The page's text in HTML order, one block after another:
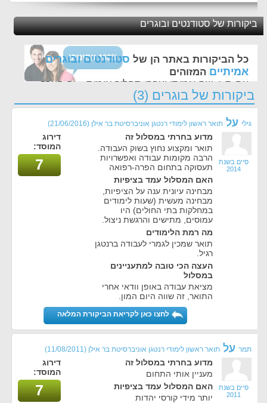
ביקורות של סטודנטים ובוגרים
כל הביקורות באתר הן של סטודנטים ובוגרים
אמיתיים המזוהים
עם ת.ז, שם אמיתי ועברו תהליך אימות - זה הערך
החשוב לנו ביותר באתר
ביקורות של בוגרים (3)
גילי על תואר ראשון לימודי רנטגן אוניברסיטת בר אילן (21/06/2016)
סיים בשנת
2014
מדוע בחרתי במסלול זה
תואר ומקצוע נחוץ בשוק העבודה.
הרבה מקומות עבודה ואפשרויות
תעסוקה בתחום הפרה-רפואה
האם המסלול עמד בציפיות
מבחינה עיונית ענה על הציפיות,
מבחינה מעשית (שעות לימודים
במחלקות בתי החולים) היו
עמוסים, מתישים והרגשת ניצול.
מה רמת הלימודים
תואר שמכין לגמרי לעבודה ברנטגן
רגיל.
העצה הכי טובה למתעניינים
במסלול
מציאת עבודה באופן וודאי אחרי
התואר, זה שווה היום המון.
דירוג
המוסד:
7
לחצו כאן לקריאת הביקורת המלאה
תמר על תואר ראשון לימודי רנטגן אוניברסיטת בר אילן (11/08/2011)
סיים בשנת
2011
מדוע בחרתי במסלול זה
מעניין אותי התחום
האם המסלול עמד בציפיות
יותר מידי קורסי יהדות
דירוג
המוסד:
7